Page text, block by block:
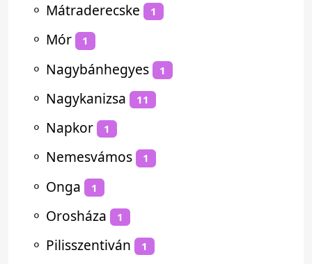
⚬ Mátraderecske 1
⚬ Mór 1
⚬ Nagybánhegyes 1
⚬ Nagykanizsa 11
⚬ Napkor 1
⚬ Nemesvámos 1
⚬ Onga 1
⚬ Orosháza 1
⚬ Pilisszentiván 1